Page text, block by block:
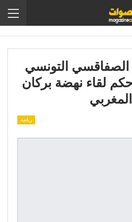
الصفاقسي التونسي
لقاء نهضة بركان
المغربي
رياضة